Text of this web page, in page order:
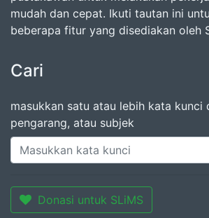
mudah dan cepat. Ikuti tautan ini
beberapa fitur yang disediakan oleh
Cari
masukkan satu atau lebih kata kunci
pengarang, atau subjek
Donasi untuk SLiMS